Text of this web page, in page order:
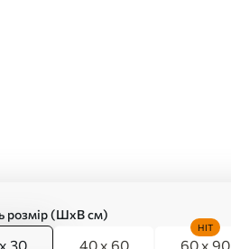
розмір (ШхВ см)
30 40 x 60 60 x 90
HIT